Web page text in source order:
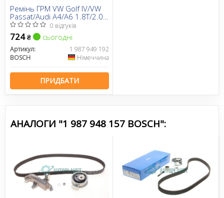
Ремінь ГРМ VW Golf IV/VW
Passat/Audi A4/A6 1.8T/2.0i
96-05/Skoda Octavia 1.8i/T
96-10 (150x23)
0 відгуків
724₴ сьогодні
Артикул:
1 987 949 192
BOSCH
Німеччина
ПРИДБАТИ
АНАЛОГИ "1 987 948 157 BOSCH":